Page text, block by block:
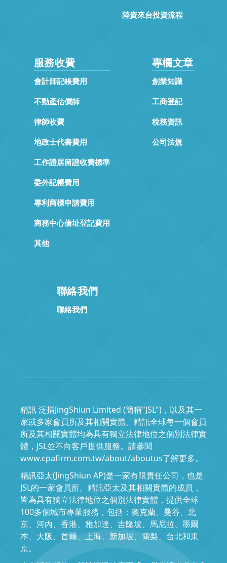
陸資來台投資流程
服務收費
會計師記帳費用
不動產估價師
律師收費
地政士代書費用
工作證居留證收費標準
委外記帳費用
專利商標申請費用
商務中心借址登記費用
其他
專欄文章
創業知識
工商登記
稅務資訊
公司法規
聯絡我們
聯絡我們
精訊 泛指JingShiun Limited (簡稱"JSL")，以及其一
家或多家會員所及其相關實體。精訊全球每一個會員
所及其相關實體均為具有獨立法律地位之個別法律實
體，JSL並不向客戶提供服務。請參閱
www.cpafirm.com.tw/about/aboutus了解更多。
精訊亞太(JingShiun AP)是一家有限責任公司，也是
JSL的一家會員所。精訊亞太及其相關實體的成員，
皆為具有獨立法律地位之個別法律實體，提供全球
100多個城市專業服務，包括：奧克蘭、曼谷、北
京、河內、香港、雅加達、吉隆坡、馬尼拉、墨爾
本、大阪、首爾、上海、新加坡、雪梨、台北和東
京。